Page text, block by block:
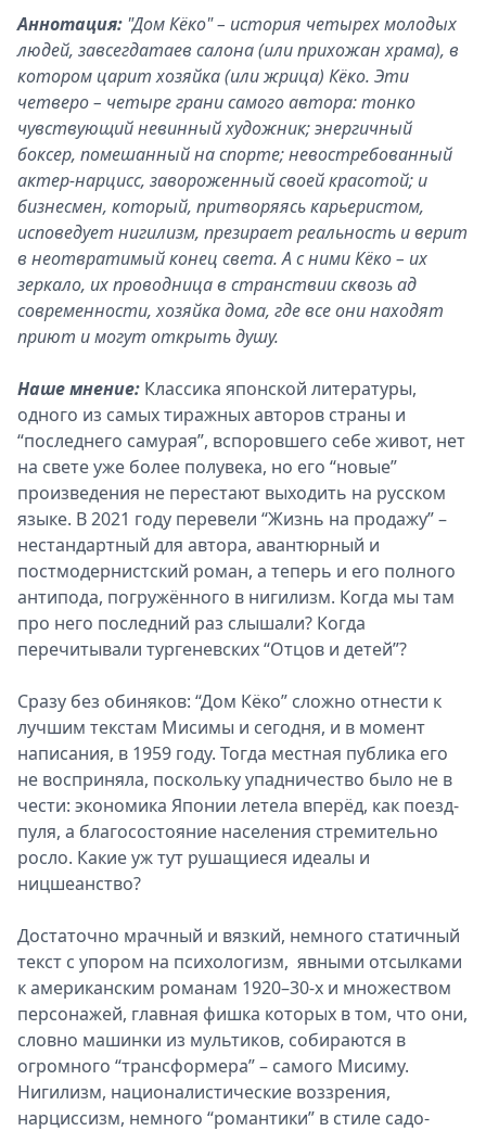
Аннотация: "Дом Кёко" – история четырех молодых
людей, завсегдатаев салона (или прихожан храма), в
котором царит хозяйка (или жрица) Кёко. Эти
четверо – четыре грани самого автора: тонко
чувствующий невинный художник; энергичный
боксер, помешанный на спорте; невостребованный
актер-нарцисс, завороженный своей красотой; и
бизнесмен, который, притворяясь карьеристом,
исповедует нигилизм, презирает реальность и верит
в неотвратимый конец света. А с ними Кёко – их
зеркало, их проводница в странствии сквозь ад
современности, хозяйка дома, где все они находят
приют и могут открыть душу.
Наше мнение: Классика японской литературы,
одного из самых тиражных авторов страны и
“последнего самурая”, вспоровшего себе живот, нет
на свете уже более полувека, но его “новые”
произведения не перестают выходить на русском
языке. В 2021 году перевели “Жизнь на продажу” –
нестандартный для автора, авантюрный и
постмодернистский роман, а теперь и его полного
антипода, погружённого в нигилизм. Когда мы там
про него последний раз слышали? Когда
перечитывали тургеневских “Отцов и детей”?
Сразу без обиняков: “Дом Кёко” сложно отнести к
лучшим текстам Мисимы и сегодня, и в момент
написания, в 1959 году. Тогда местная публика его
не восприняла, поскольку упадничество было не в
чести: экономика Японии летела вперёд, как поезд-
пуля, а благосостояние населения стремительно
росло. Какие уж тут рушащиеся идеалы и
ницшеанство?
Достаточно мрачный и вязкий, немного статичный
текст с упором на психологизм, явными отсылками
к американским романам 1920–30-х и множеством
персонажей, главная фишка которых в том, что они,
словно машинки из мультиков, собираются в
огромного “трансформера” – самого Мисиму.
Нигилизм, националистические воззрения,
нарциссизм, немного “романтики” в стиле садо-